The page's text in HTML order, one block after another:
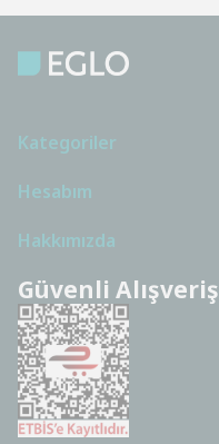
Kategoriler
Hesabım
Hakkımızda
Güvenli Alışveriş